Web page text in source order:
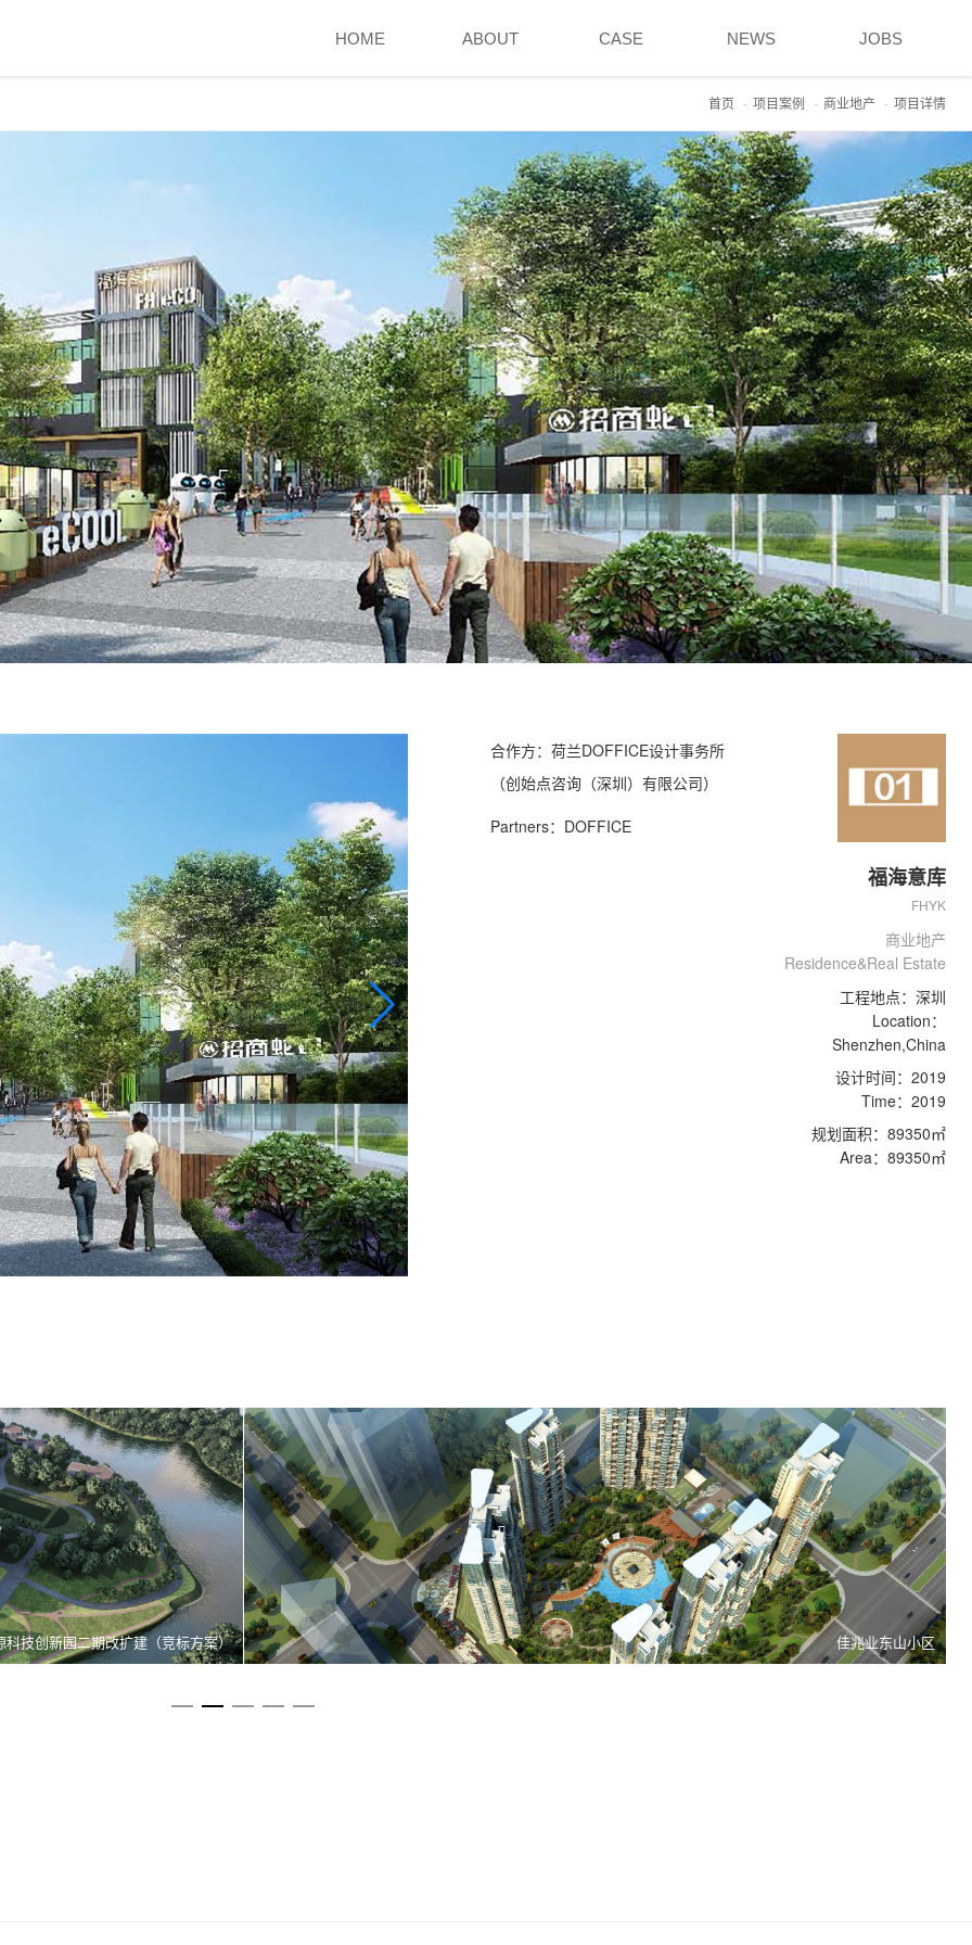
HOME ABOUT CASE NEWS JOBS
首页 项目案例 商业地产 项目详情
福海意库
FHYK
商业地产
Residence&Real Estate
工程地点：深圳
Location：
Shenzhen,China
设计时间：2019
Time：2019
规划面积：89350㎡
Area：89350㎡
合作方：荷兰DOFFICE设计事务所
（创始点咨询（深圳）有限公司）
Partners：DOFFICE
龙岗区横岗消防站 银湖经济适